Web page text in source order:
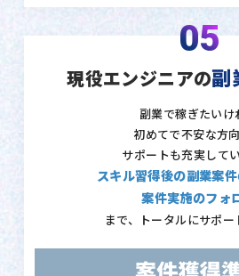
05
現役エンジニアの副
副業で稼ぎたいけ
初めてで不安な方
サポートも充実してい
スキル習得後の副業案
案件実施のフォ
まで、トータルにサポー